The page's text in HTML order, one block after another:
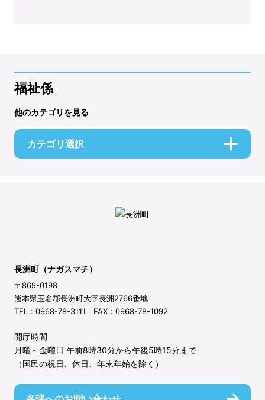
福祉係
他のカテゴリを見る
カテゴリ選択
長洲町（ナガスマチ）
〒869-0198
熊本県玉名郡長洲町大字長洲2766番地
TEL：0968-78-3111 FAX：0968-78-1092
開庁時間
月曜～金曜日 午前8時30分から午後5時15分まで
（国民の祝日、休日、年末年始を除く）